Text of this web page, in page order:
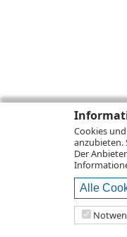
Cookies
anzubieten.
Der
Alle